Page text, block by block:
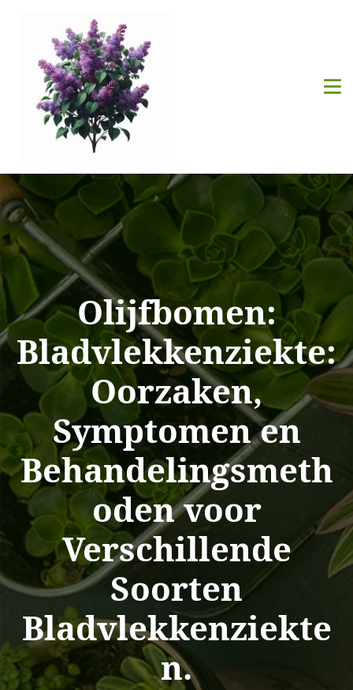
Olijfbomen:
Bladvlekkenziekte:
Oorzaken,
Symptomen en
Behandelingsmeth
oden voor
Verschillende
Soorten
Bladvlekkenziekte
n.